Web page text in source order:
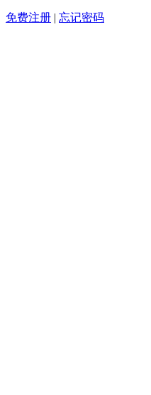
免费注册 | 忘记密码